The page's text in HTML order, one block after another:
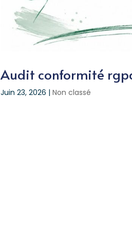
Audit conformité
Juin 23, 2026 | Non classé